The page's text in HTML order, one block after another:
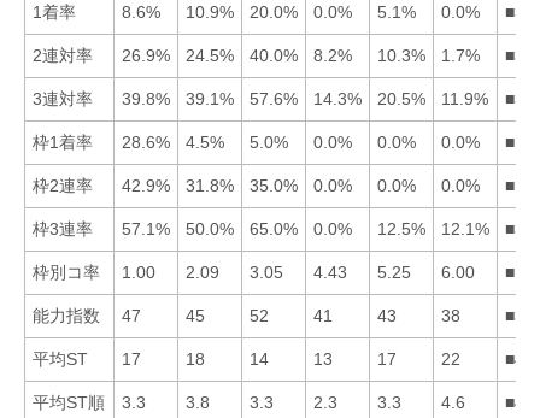
1着率 8.6% 10.9% 20.0% 0.0% 5.1% 0.0%
2連対率 26.9% 24.5% 40.0% 8.2% 10.3% 1.7%
3連対率 39.8% 39.1% 57.6% 14.3% 20.5% 11.9%
枠1着率 28.6% 4.5% 5.0% 0.0% 0.0% 0.0%
枠2連率 42.9% 31.8% 35.0% 0.0% 0.0% 0.0%
枠3連率 57.1% 50.0% 65.0% 0.0% 12.5% 12.1%
枠別コ率 1.00 2.09 3.05 4.43 5.25 6.00
能力指数 47 45 52 41 43 38
平均ST 17 18 14 13 17 22
平均ST順 3.3 3.8 3.3 2.3 3.3 4.6